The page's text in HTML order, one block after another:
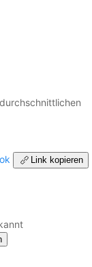
Link kopieren